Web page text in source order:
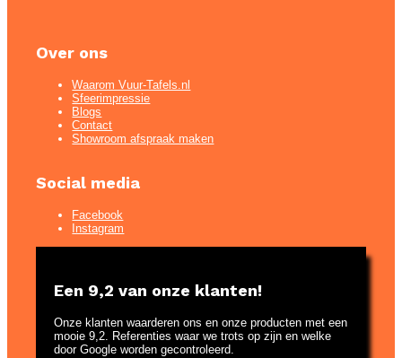
Over ons
Waarom Vuur-Tafels.nl
Sfeerimpressie
Blogs
Contact
Showroom afspraak maken
Social media
Facebook
Instagram
Een 9,2 van onze klanten!
Onze klanten waarderen ons en onze producten met een
mooie 9,2. Referenties waar we trots op zijn en welke
door Google worden gecontroleerd.